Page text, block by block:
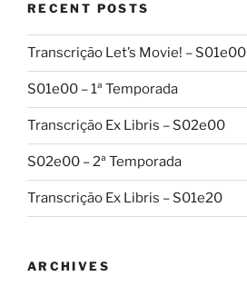
RECENT POSTS
Transcrição Let’s Movie! – S01e00
S01e00 – 1ª Temporada
Transcrição Ex Libris – S02e00
S02e00 – 2ª Temporada
Transcrição Ex Libris – S01e20
ARCHIVES